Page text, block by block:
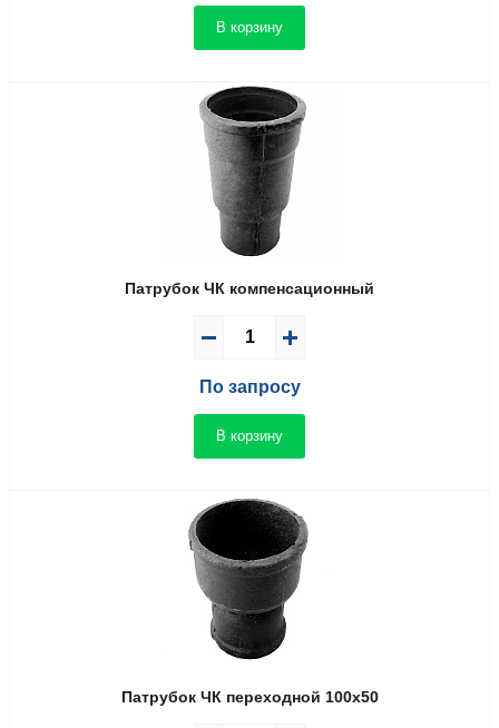
В корзину
Патрубок ЧК компенсационный
По запросу
В корзину
Патрубок ЧК переходной 100х50